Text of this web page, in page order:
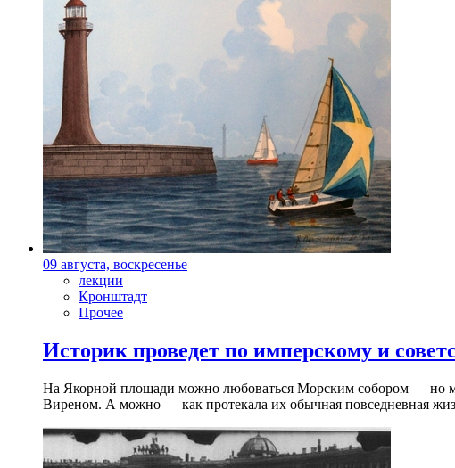
09 августа, воскресенье
лекции
Кронштадт
Прочее
Историк проведет по имперскому и
На Якорной площади можно любоваться Морским собором — но
Виреном. А можно — как протекала их обычная повседневная